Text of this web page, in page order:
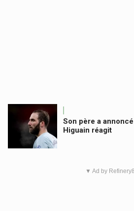
Son père a
Higuain réagit
▼ Ad by